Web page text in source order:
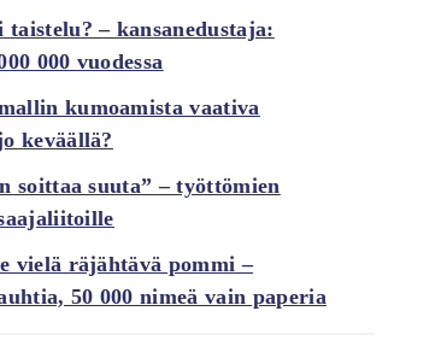
– kansanedustaja:
000 vuodessa
kumoamista vaativa
keväällä?
soittaa suuta” – työttömien
vielä räjähtävä pommi –
50 000 nimeä vain paperia